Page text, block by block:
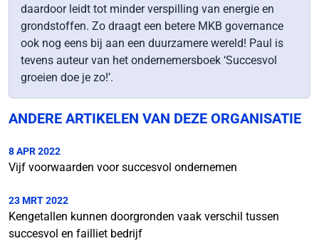
daardoor leidt tot minder verspilling van energie en
grondstoffen. Zo draagt een betere MKB governance
ook nog eens bij aan een duurzamere wereld! Paul is
tevens auteur van het ondernemersboek ‘Succesvol
groeien doe je zo!’.
ANDERE ARTIKELEN VAN DEZE ORGANISATIE
8 APR 2022
Vijf voorwaarden voor succesvol ondernemen
23 MRT 2022
Kengetallen kunnen doorgronden vaak verschil tussen
succesvol en failliet bedrijf